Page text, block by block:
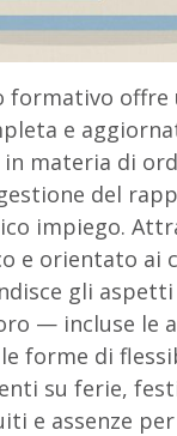
formativo offre
e
materia di
del
impiego.
e orientato ai
gli
— incluse le
forme di
su ferie,
e assenze